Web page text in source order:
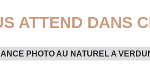
ATTEND DANS
PHOTO AU NATUREL A